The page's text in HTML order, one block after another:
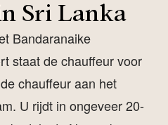
Sri Lanka
Bandaranaike
staat de chauffeur voor
chauffeur aan het
U rijdt in ongeveer 20-